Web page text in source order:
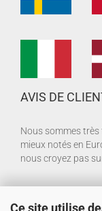
Ce site utilise
AVIS DE
Nous sommes très
mieux notés en
nous croyez pas